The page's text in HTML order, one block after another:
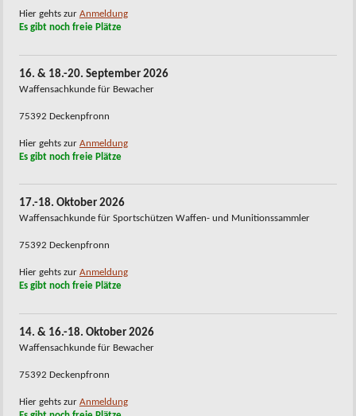
Hier gehts zur Anmeldung
Es gibt noch freie Plätze
16. & 18.-20. September 2026
Waffensachkunde für Bewacher
75392 Deckenpfronn
Hier gehts zur Anmeldung
Es gibt noch freie Plätze
17.-18. Oktober 2026
Waffensachkunde für Sportschützen Waffen- und Munitionssammler
75392 Deckenpfronn
Hier gehts zur Anmeldung
Es gibt noch freie Plätze
14. & 16.-18. Oktober 2026
Waffensachkunde für Bewacher
75392 Deckenpfronn
Hier gehts zur Anmeldung